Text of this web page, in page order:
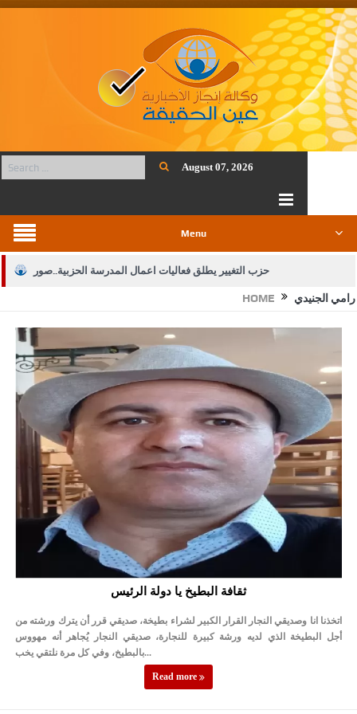
August 07, 2026
Menu
حزب التغيير يطلق فعاليات اعمال المدرسة الحزبية..صور
الجيش يفتح باب التجنيد لحملة البكالوريوس في الحقوق والقانون
بيان اجتماع عمّان:دعم الوصاية الهاشمية التاريخية على المقدسات
الإسلامية والمسيحية
الأمن يتلف 16 مليون حبة كبتاجون و1480 كغم مواد مخدرة
النواب يقر مشروع تعديل قانون الملكية العقارية
القاضي يلتقي رؤساء تحرير الصحف اليومية ويؤكد حرص مجلس النواب
على شراكة فاعلة مع الإعلام
دعوة المكلفين بخدمة العلم (الدفعة الثالثة) إلى مراجعة منصة خدمة
الملك يلتقي مجموعة من رفاق السلاح
القاضي محمود أحمد فريحات.. مبارك ومزيدا من التوفيق
HOME رامي الجنيدي
ثقافة البطيخ يا دولة الرئيس
اتخذنا انا وصديقي النجار القرار الكبير لشراء بطيخة، صديقي قرر أن يترك ورشته من
أجل البطيخة الذي لديه ورشة كبيرة للنجارة، صديقي النجار يُجاهر أنه مهووس
بالبطيخ، وفي كل مرة نلتقي يخب...
Read more